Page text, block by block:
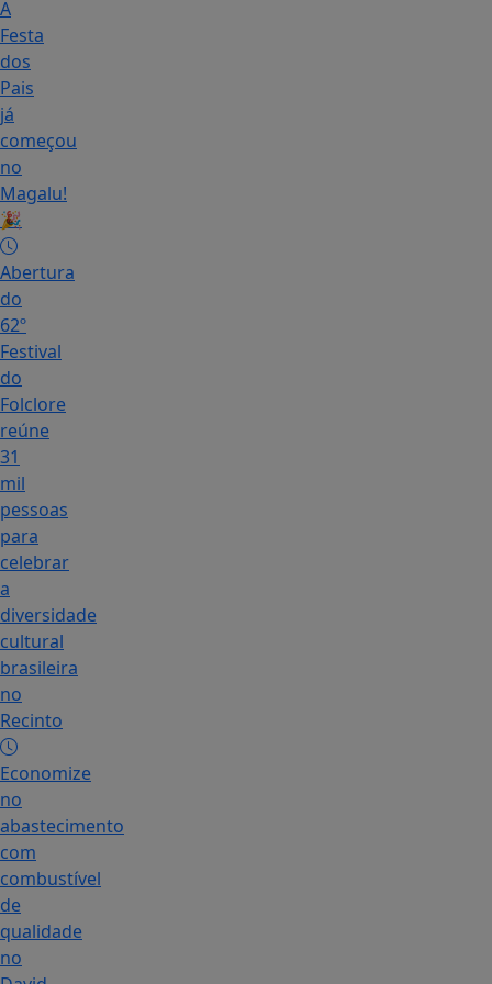
A
Festa
dos
Pais
já
começou
no
Magalu!
🎉
Abertura
do
62º
Festival
do
Folclore
reúne
31
mil
pessoas
para
celebrar
a
diversidade
cultural
brasileira
no
Recinto
Economize
no
abastecimento
com
combustível
de
qualidade
no